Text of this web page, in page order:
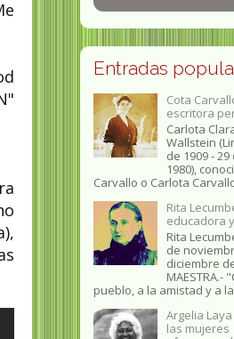
Entradas
Cota
escritora
Carlota
Wallstein
de 1909 -
1980),
Carvallo o Carlota
Rita
educadora
Rita
de
diciembre
MAESTRA.-
pueblo, a la amistad y a la
Argelia
las mujeres